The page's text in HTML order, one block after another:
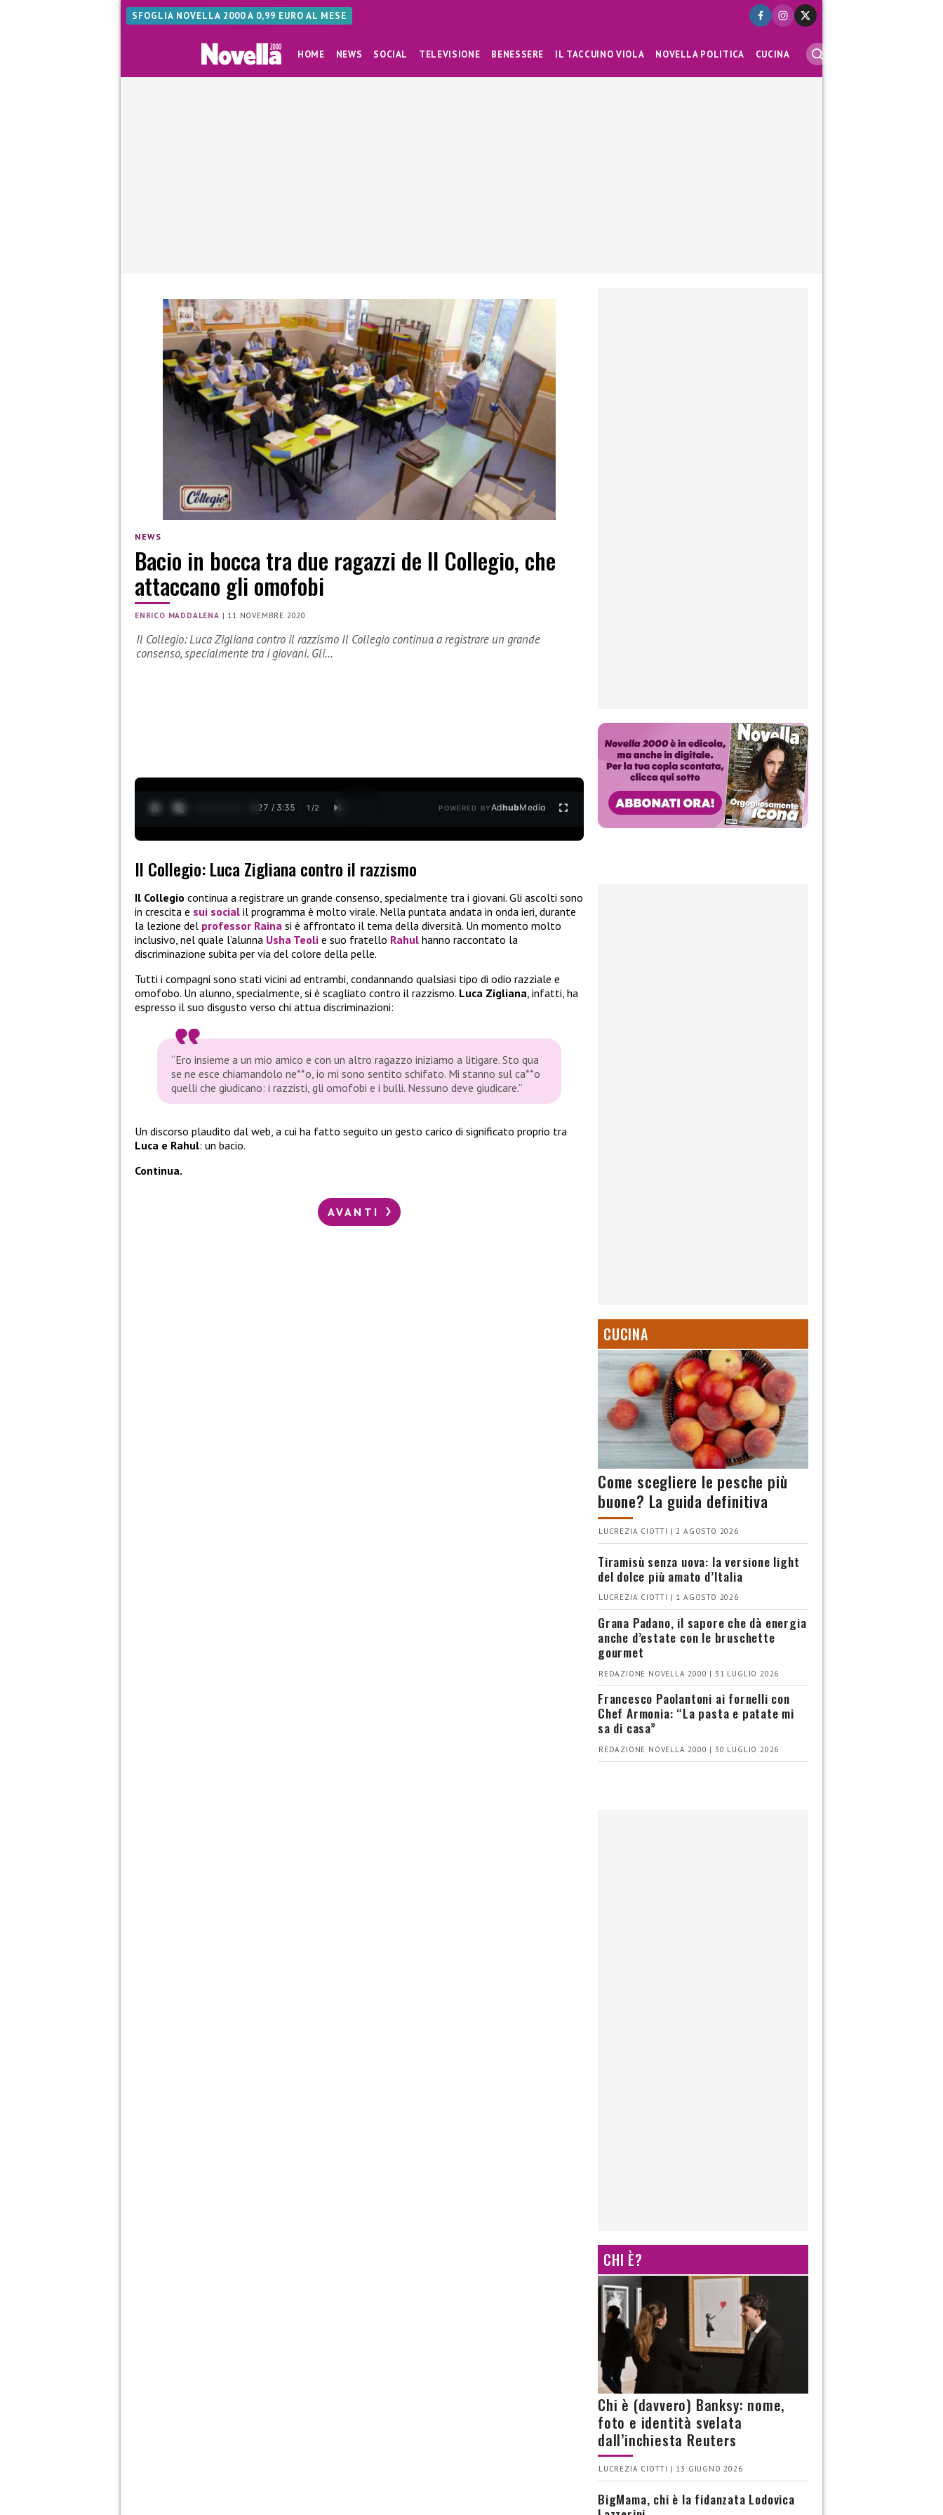
SFOGLIA NOVELLA 2000 A 0,99 EURO AL MESE
HOME NEWS SOCIAL TELEVISIONE BENESSERE IL TACCUINO VIOLA NOVELLA POLITICA CUCINA
NEWS
Bacio in bocca tra due ragazzi de Il Collegio, che
attaccano gli omofobi
ENRICO MADDALENA | 11 NOVEMBRE 2020
Il Collegio: Luca Zigliana contro il razzismo Il Collegio continua a registrare un grande
consenso, specialmente tra i giovani. Gli…
0:28 / 3:35 1 /2 POWERED BYAdhubMedia
Il Collegio: Luca Zigliana contro il razzismo
Il Collegio continua a registrare un grande consenso, specialmente tra i giovani. Gli ascolti sono
in crescita e sui social il programma è molto virale. Nella puntata andata in onda ieri, durante
la lezione del professor Raina si è affrontato il tema della diversità. Un momento molto
inclusivo, nel quale l’alunna Usha Teoli e suo fratello Rahul hanno raccontato la
discriminazione subita per via del colore della pelle.
Tutti i compagni sono stati vicini ad entrambi, condannando qualsiasi tipo di odio razziale e
omofobo. Un alunno, specialmente, si è scagliato contro il razzismo. Luca Zigliana, infatti, ha
espresso il suo disgusto verso chi attua discriminazioni:
“Ero insieme a un mio amico e con un altro ragazzo iniziamo a litigare. Sto qua
se ne esce chiamandolo ne**o, io mi sono sentito schifato. Mi stanno sul ca**o
quelli che giudicano: i razzisti, gli omofobi e i bulli. Nessuno deve giudicare.”
Un discorso plaudito dal web, a cui ha fatto seguito un gesto carico di significato proprio tra
Luca e Rahul: un bacio.
Continua.
AVANTI
CUCINA
Come scegliere le pesche più
buone? La guida definitiva
LUCREZIA CIOTTI | 2 AGOSTO 2026
Tiramisù senza uova: la versione light
del dolce più amato d’Italia
LUCREZIA CIOTTI | 1 AGOSTO 2026
Grana Padano, il sapore che dà energia
anche d’estate con le bruschette
gourmet
REDAZIONE NOVELLA 2000 | 31 LUGLIO 2026
Francesco Paolantoni ai fornelli con
Chef Armonia: “La pasta e patate mi
sa di casa”
REDAZIONE NOVELLA 2000 | 30 LUGLIO 2026
CHI È?
Chi è (davvero) Banksy: nome,
foto e identità svelata
dall’inchiesta Reuters
LUCREZIA CIOTTI | 13 GIUGNO 2026
BigMama, chi è la fidanzata Lodovica